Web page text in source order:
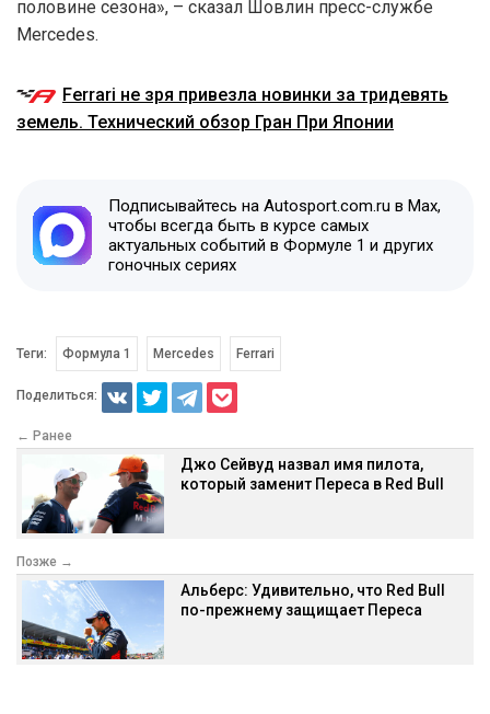
половине сезона», – сказал Шовлин пресс-службе
Mercedes.
Ferrari не зря привезла новинки за тридевять
земель. Технический обзор Гран При Японии
Подписывайтесь на Autosport.com.ru в Max,
чтобы всегда быть в курсе самых
актуальных событий в Формуле 1 и других
гоночных сериях
Теги: Формула 1 Mercedes Ferrari
Поделиться:
← Ранее
Джо Сейвуд назвал имя пилота,
который заменит Переса в Red Bull
Позже →
Альберс: Удивительно, что Red Bull
по-прежнему защищает Переса